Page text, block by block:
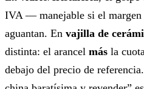
IVA — manejable si el
aguantan. En vajilla de
distinta: el arancel más la
debajo del precio de